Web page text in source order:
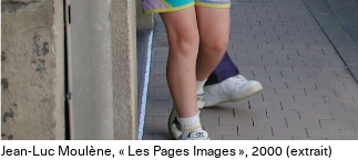
Jean-Luc Moulène, « Les Pages Images », 2000 (extrait)